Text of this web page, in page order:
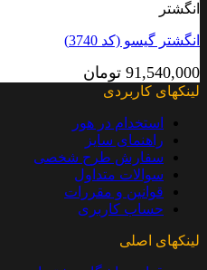
انگشتر
انگشتر گیسو (کد 3740)
91,540,000 تومان
لینکهای کاربردی
استخدام در هور
راهنمای سایز
سفارش طرح شخصی
سوالات متداول
قوانین و مقررات
حساب کاربری
لینکهای اصلی